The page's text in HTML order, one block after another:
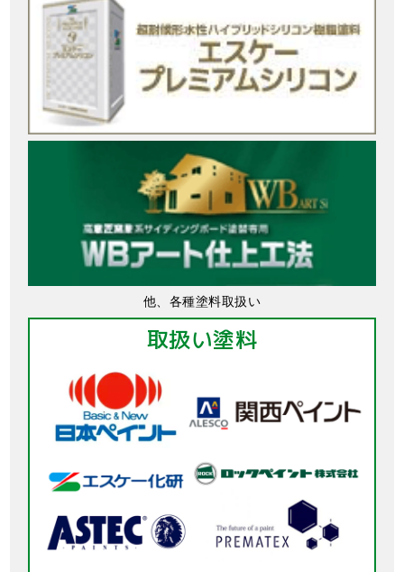
他、各種塗料取扱い
取扱い塗料